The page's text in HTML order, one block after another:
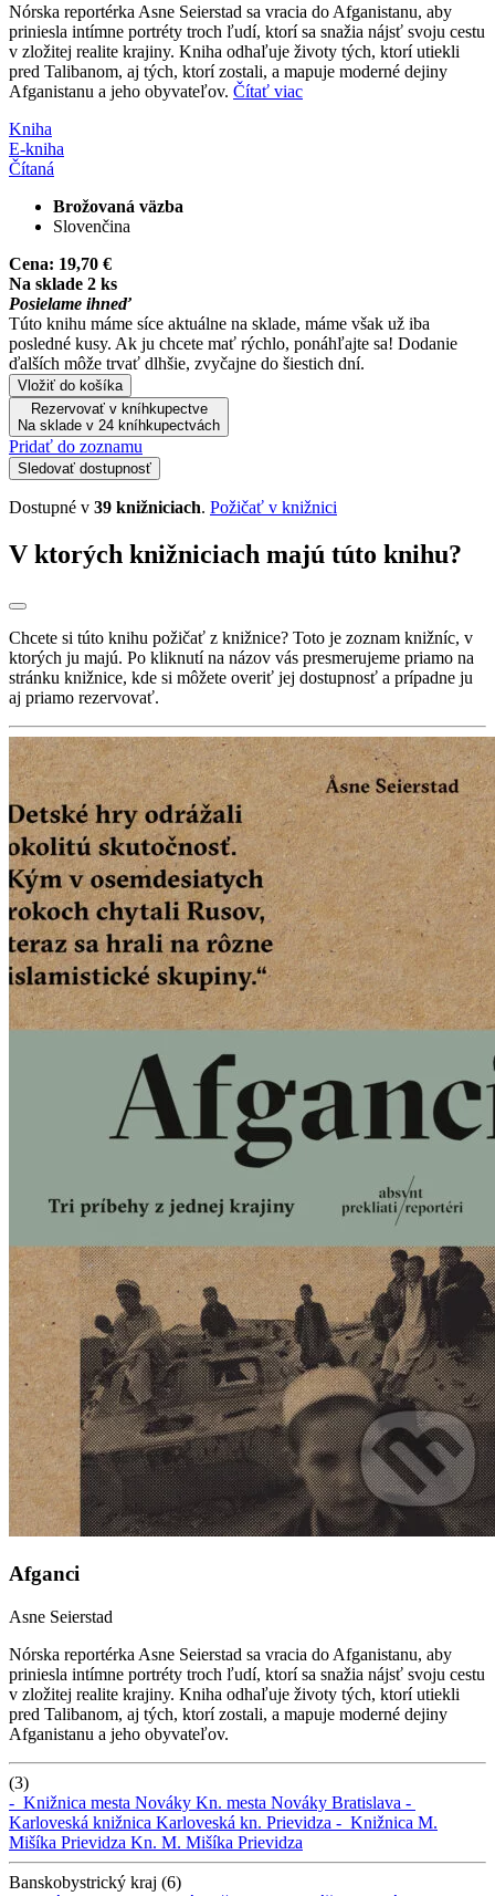
Nórska reportérka Asne Seierstad sa vracia do Afganistanu, aby
priniesla intímne portréty troch ľudí, ktorí sa snažia nájsť svoju cestu
v zložitej realite krajiny. Kniha odhaľuje životy tých, ktorí utiekli
pred Talibanom, aj tých, ktorí zostali, a mapuje moderné dejiny
Afganistanu a jeho obyvateľov. Čítať viac
Kniha
E-kniha
Čítaná
Brožovaná väzba
Slovenčina
Cena: 19,70 €
Na sklade 2 ks
Posielame ihneď
Túto knihu máme síce aktuálne na sklade, máme však už iba
posledné kusy. Ak ju chcete mať rýchlo, ponáhľajte sa! Dodanie
ďalších môže trvať dlhšie, zvyčajne do šiestich dní.
Vložiť do košíka
Rezervovať v kníhkupectve
Na sklade v 24 kníhkupectvách
Pridať do zoznamu
Sledovať dostupnosť
Dostupné v 39 knižniciach. Požičať v knižnici
V ktorých knižniciach majú túto knihu?
Chcete si túto knihu požičať z knižnice? Toto je zoznam knižníc, v
ktorých ju majú. Po kliknutí na názov vás presmerujeme priamo na
stránku knižnice, kde si môžete overiť jej dostupnosť a prípadne ju
aj priamo rezervovať.
Afganci
Asne Seierstad
Nórska reportérka Asne Seierstad sa vracia do Afganistanu, aby
priniesla intímne portréty troch ľudí, ktorí sa snažia nájsť svoju cestu
v zložitej realite krajiny. Kniha odhaľuje životy tých, ktorí utiekli
pred Talibanom, aj tých, ktorí zostali, a mapuje moderné dejiny
Afganistanu a jeho obyvateľov.
(3)
- Knižnica mesta Nováky Kn. mesta Nováky Bratislava -
Karloveská knižnica Karloveská kn. Prievidza - Knižnica M.
Mišíka Prievidza Kn. M. Mišíka Prievidza
Banskobystrický kraj (6)